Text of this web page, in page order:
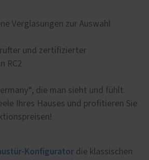
Verglasungen zur Auswahl
und zertifizierter
RC2
die man sieht und fühlt.
Ihres Hauses und profitieren Sie
Konfigurator die klassischen